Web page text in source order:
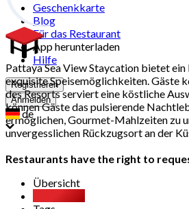
Geschenkkarte
Blog
Für das Restaurant
App herunterladen
Hilfe
Registrieren
Anmelden
de
Pattaya Sea View Staycation bietet
exquisite Speisemöglichkeiten. Gäste
des Resorts serviert eine köstliche
können Gäste das pulsierende
ermöglichen, Gourmet-Mahlzeiten zu
unvergesslichen Rückzugsort an der
Restaurants have the right to
Übersicht